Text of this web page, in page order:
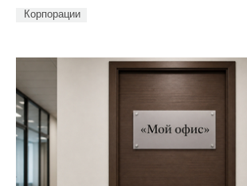
Корпорации